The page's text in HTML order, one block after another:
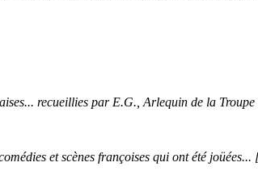
recueillies par E.G., Arlequin de la Troupe
et scènes françoises qui ont été